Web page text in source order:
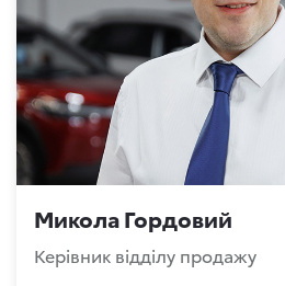
Микола Гордовий
Керівник відділу продажу